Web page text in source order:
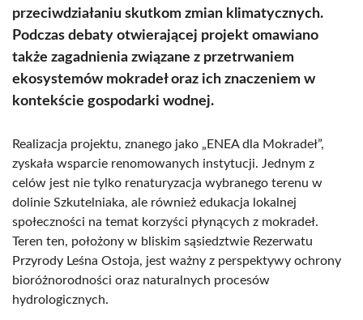
przeciwdziałaniu skutkom zmian klimatycznych.
Podczas debaty otwierającej projekt omawiano
także zagadnienia związane z przetrwaniem
ekosystemów mokradeł oraz ich znaczeniem w
kontekście gospodarki wodnej.
Realizacja projektu, znanego jako „ENEA dla Mokradeł”,
zyskała wsparcie renomowanych instytucji. Jednym z
celów jest nie tylko renaturyzacja wybranego terenu w
dolinie Szkutelniaka, ale również edukacja lokalnej
społeczności na temat korzyści płynących z mokradeł.
Teren ten, położony w bliskim sąsiedztwie Rezerwatu
Przyrody Leśna Ostoja, jest ważny z perspektywy ochrony
bioróżnorodności oraz naturalnych procesów
hydrologicznych.